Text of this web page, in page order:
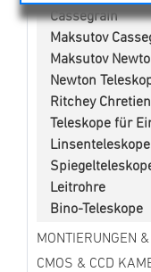
Cassegrain
Maksutov
Maksutov
Newton
Ritchey Chretien
Teleskope für
Leitrohre
Bino-Teleskope
MONTIERUNGEN
CMOS & CCD